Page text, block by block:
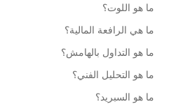
ما هو اللوت؟
ما هي الرافعة المالية؟
ما هو التداول بالهامش؟
ما هو التحليل الفني؟
ما هو السبريد؟